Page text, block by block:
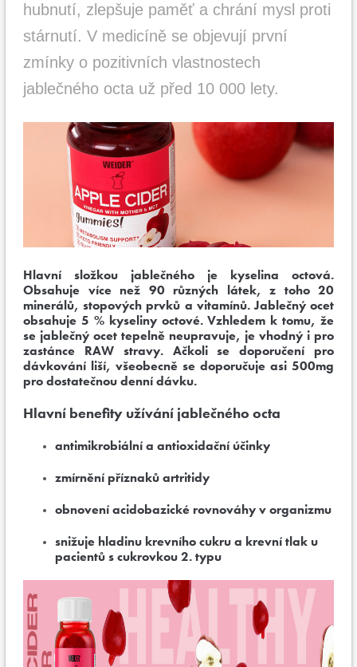
hubnutí, zlepšuje paměť a chrání mysl proti
stárnutí. V medicíně se objevují první
zmínky o pozitivních vlastnostech
jablečného octa už před 10 000 lety.
Hlavní složkou jablečného je kyselina octová.
Obsahuje více než 90 různých látek, z toho 20
minerálů, stopových prvků a vitamínů. Jablečný ocet
obsahuje 5 % kyseliny octové. Vzhledem k tomu, že
se jablečný ocet tepelně neupravuje, je vhodný i pro
zastánce RAW stravy. Ačkoli se doporučení pro
dávkování liší, všeobecně se doporučuje asi 500mg
pro dostatečnou denní dávku.
Hlavní benefity užívání jablečného octa
antimikrobiální a antioxidační účinky
zmírnění příznaků artritidy
obnovení acidobazické rovnováhy v organizmu
snižuje hladinu krevního cukru a krevní tlak u
pacientů s cukrovkou 2. typu